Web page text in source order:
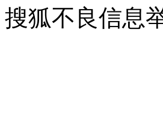
搜狐不良信息